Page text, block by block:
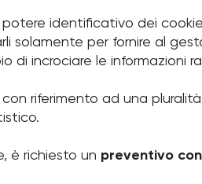
identificativo dei
solamente per fornire al
incrociare le informazioni
riferimento ad una
è richiesto un preventivo